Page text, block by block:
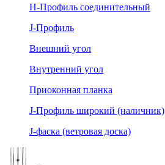
Н-Профиль соединительный
J-Профиль
Внешний угол
Внутренний угол
Приоконная планка
J-Профиль широкий (наличник)
J-фаска (ветровая доска)